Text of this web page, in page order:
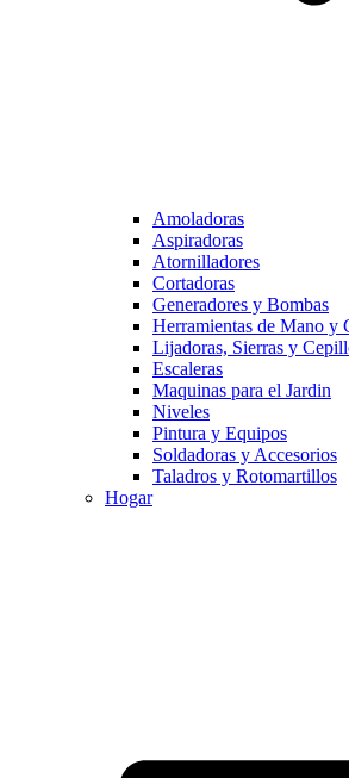
Amoladoras
Aspiradoras
Atornilladores
Cortadoras
Generadores y Bombas
Herramientas de Mano y
Lijadoras, Sierras y
Escaleras
Maquinas para el Jardin
Niveles
Pintura y Equipos
Soldadoras y Accesorios
Taladros y Rotomartillos
Hogar